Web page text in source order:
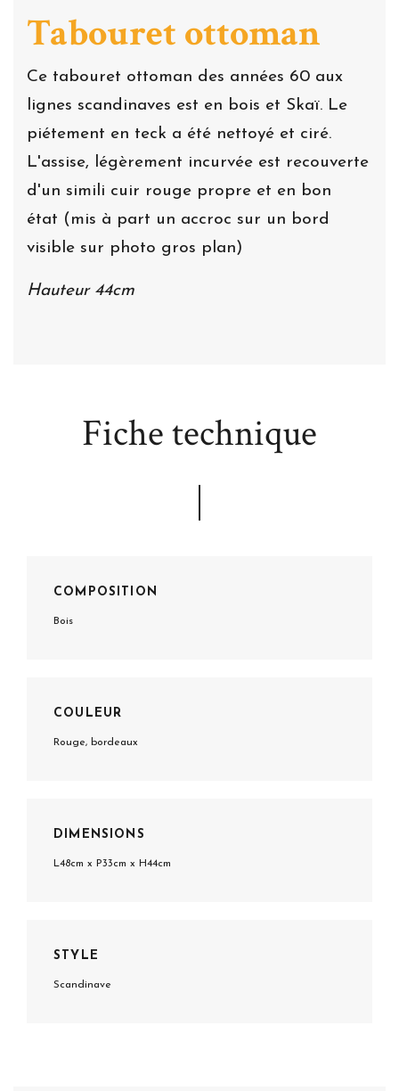
Tabouret ottoman
Ce tabouret ottoman des années 60 aux
lignes scandinaves est en bois et Skaï. Le
piétement en teck a été nettoyé et ciré.
L'assise, légèrement incurvée est recouverte
d'un simili cuir rouge propre et en bon
état (mis à part un accroc sur un bord
visible sur photo gros plan)
Hauteur 44cm
Fiche technique
COMPOSITION
Bois
COULEUR
Rouge, bordeaux
DIMENSIONS
L48cm x P33cm x H44cm
STYLE
Scandinave